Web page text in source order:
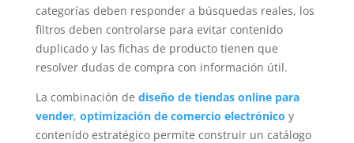
categorías deben responder a búsquedas reales, los
filtros deben controlarse para evitar contenido
duplicado y las fichas de producto tienen que
resolver dudas de compra con información útil.
La combinación de diseño de tiendas online para
vender, optimización de comercio electrónico y
contenido estratégico permite construir un catálogo